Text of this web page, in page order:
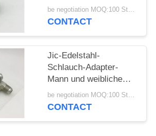
Schlauchleitung
männlicher hoher
be negotiation MOQ:100 Stücke
CONTACT
Jic-Edelstahl-
Schlauch-Adapter-
Mann und weibliche
hydraulische T-
Verschraubung
be negotiation MOQ:100 Stücke
CONTACT